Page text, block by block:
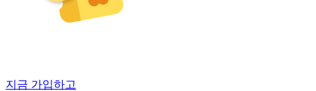
지금 가입하고